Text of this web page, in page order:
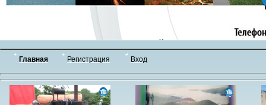
Главная Регистрация Вход